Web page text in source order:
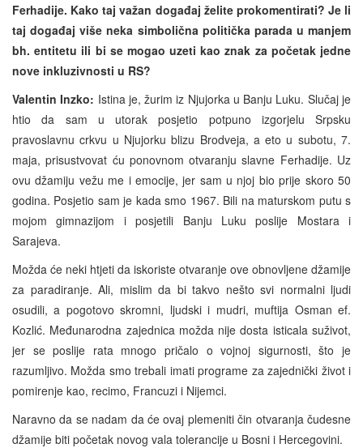
Ferhadije. Kako taj važan događaj želite prokomentirati? Je li
taj događaj više neka simbolična politička parada u manjem
bh. entitetu ili bi se mogao uzeti kao znak za početak jedne
nove inkluzivnosti u RS?
Valentin Inzko: Istina je, žurim iz Njujorka u Banju Luku. Slučaj je
htio da sam u utorak posjetio potpuno izgorjelu Srpsku
pravoslavnu crkvu u Njujorku blizu Brodveja, a eto u subotu, 7.
maja, prisustvovat ću ponovnom otvaranju slavne Ferhadije. Uz
ovu džamiju vežu me i emocije, jer sam u njoj bio prije skoro 50
godina. Posjetio sam je kada smo 1967. Bili na maturskom putu s
mojom gimnazijom i posjetili Banju Luku poslije Mostara i
Sarajeva.
Možda će neki htjeti da iskoriste otvaranje ove obnovljene džamije
za paradiranje. Ali, mislim da bi takvo nešto svi normalni ljudi
osudili, a pogotovo skromni, ljudski i mudri, muftija Osman ef.
Kozlić. Međunarodna zajednica možda nije dosta isticala suživot,
jer se poslije rata mnogo pričalo o vojnoj sigurnosti, što je
razumljivo. Možda smo trebali imati programe za zajednički život i
pomirenje kao, recimo, Francuzi i Nijemci.
Naravno da se nadam da će ovaj plemeniti čin otvaranja čudesne
džamije biti početak novog vala tolerancije u Bosni i Hercegovini.